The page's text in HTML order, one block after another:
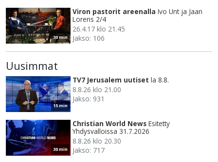
30 min
Viron pastorit areenalla Ivo Unt ja Jaan
Lorens 2/4
26.4.17 klo 21.45
Jakso: 106
Uusimmat
15 min
TV7 Jerusalem uutiset la 8.8.
8.8.26 klo 21.00
Jakso: 931
30 min
Christian World News Esitetty
Yhdysvalloissa 31.7.2026
8.8.26 klo 20.30
Jakso: 717